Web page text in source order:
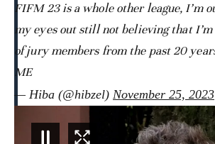
FIFM 23 is a whole other league, I’m
my eyes out still not believing that
of jury members from the past 20
ME
— Hiba (@hibzel) November 25, 2023